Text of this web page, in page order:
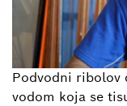
Podvodni ribolov
vodom koja se